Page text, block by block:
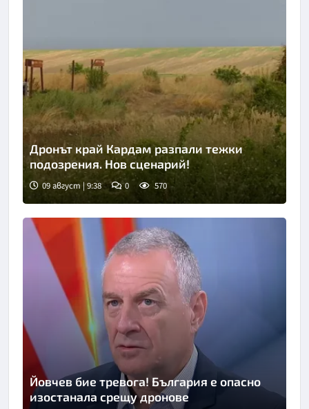
Снимка: Нова телевизия
Дронът край Кардам разпали тежки
подозрения. Нов сценарий!
09 август | 9:38 0 570
Йовчев бие тревога! България е опасно
изостанала срещу дронове